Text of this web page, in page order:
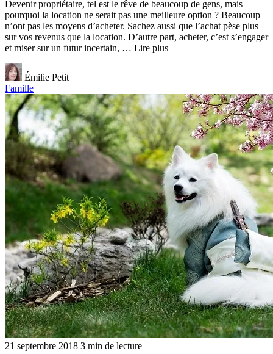
Devenir propriétaire, tel est le rêve de beaucoup de gens, mais
pourquoi la location ne serait pas une meilleure option ? Beaucoup
n’ont pas les moyens d’acheter. Sachez aussi que l’achat pèse plus
sur vos revenus que la location. D’autre part, acheter, c’est s’engager
et miser sur un futur incertain, … Lire plus
Émilie Petit
Famille
21 septembre 2018 3 min de lecture